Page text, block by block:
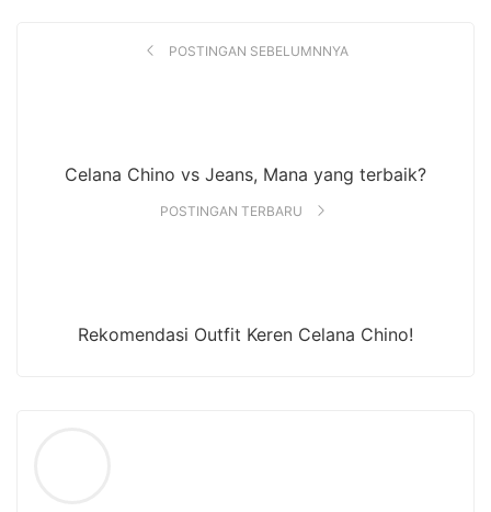
POSTINGAN SEBELUMNNYA
Celana Chino vs Jeans, Mana yang terbaik?
POSTINGAN TERBARU
Rekomendasi Outfit Keren Celana Chino!